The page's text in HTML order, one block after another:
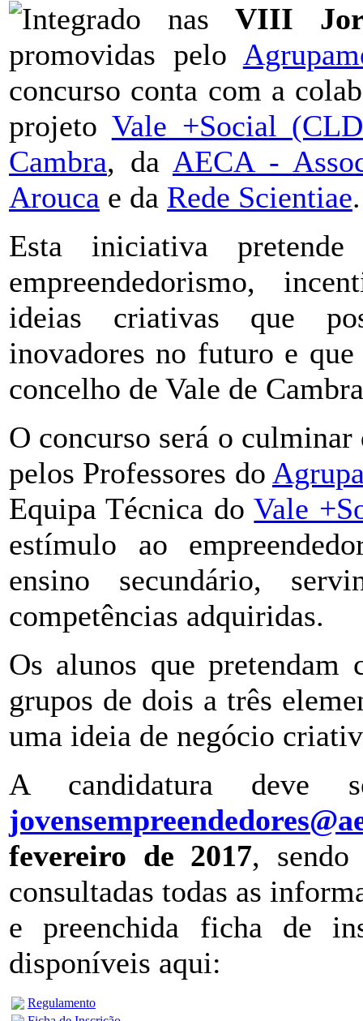
Integrado nasVIII
promovidas pelo
concurso conta com a
projeto Vale +Social
Cambra, da AECA -
Arouca e da Rede Scientiae.
Esta iniciativa
empreendedorismo,
ideias criativas que
inovadores no futuro e
concelho de Vale de
O concurso será o
pelos Professores do
Equipa Técnica doVale
estímulo ao
ensino secundário,
competências adquiridas.
Os alunos que pretendam
grupos de dois a três
uma ideia de negócio
A candidatura deve
fevereiro de 2017,
consultadas todas as
e preenchida ficha de
disponíveis aqui:
Regulamento